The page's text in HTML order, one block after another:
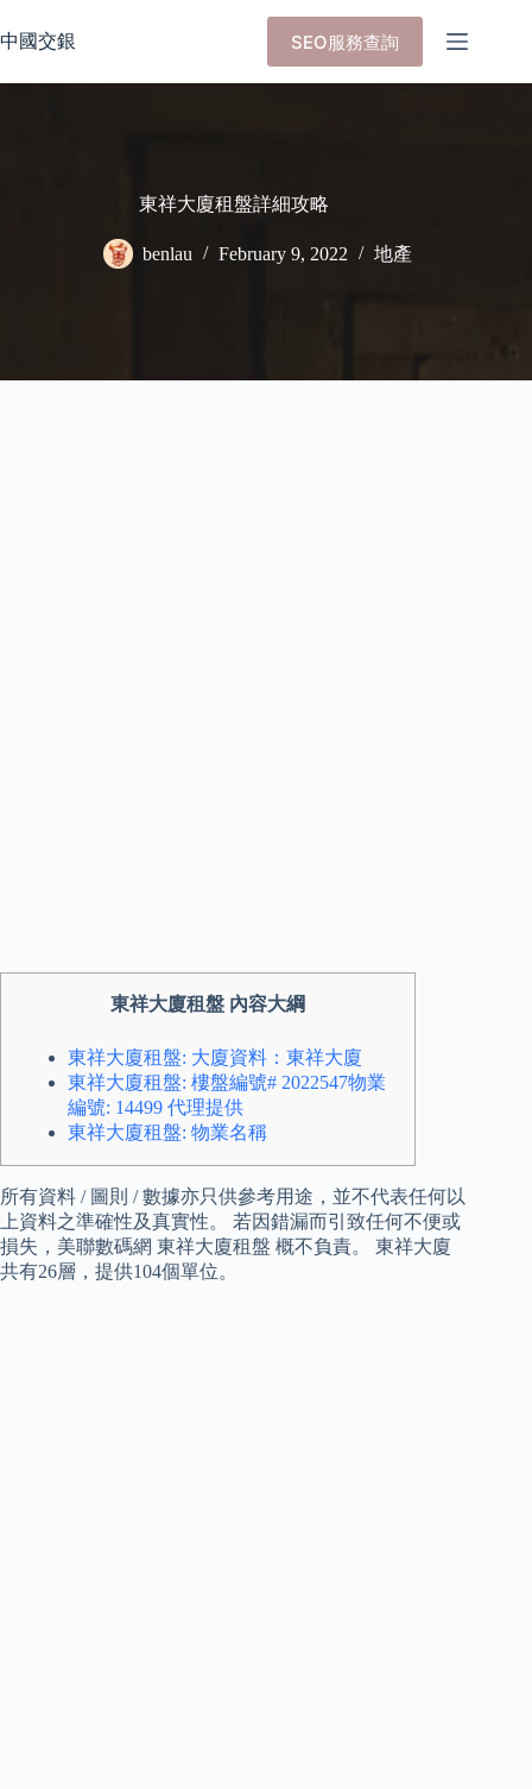
to
content
中國交銀 SEO服務查詢
東祥大廈租盤詳細攻略
benlau February 9, 2022 地產
東祥大廈租盤 內容大綱
東祥大廈租盤: 大廈資料：東祥大廈
東祥大廈租盤: 樓盤編號# 2022547物業
編號: 14499 代理提供
東祥大廈租盤: 物業名稱
所有資料 / 圖則 / 數據亦只供參考用途，並不代表任何以
上資料之準確性及真實性。 若因錯漏而引致任何不便或
損失，美聯數碼網 東祥大廈租盤 概不負責。 東祥大廈
共有26層，提供104個單位。